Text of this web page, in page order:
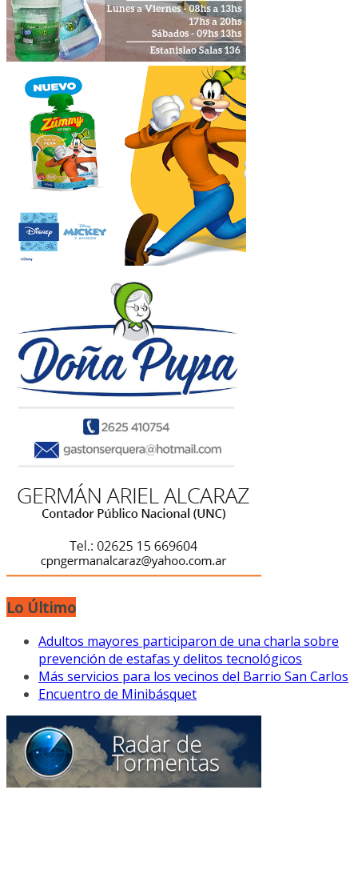
Lo Último
Adultos mayores participaron de una charla sobre
prevención de estafas y delitos tecnológicos
Más servicios para los vecinos del Barrio San Carlos
Encuentro de Minibásquet